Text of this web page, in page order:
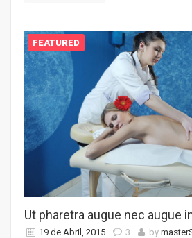
FEATURED
Ut pharetra augue nec augue
19 de Abril, 2015 3 by